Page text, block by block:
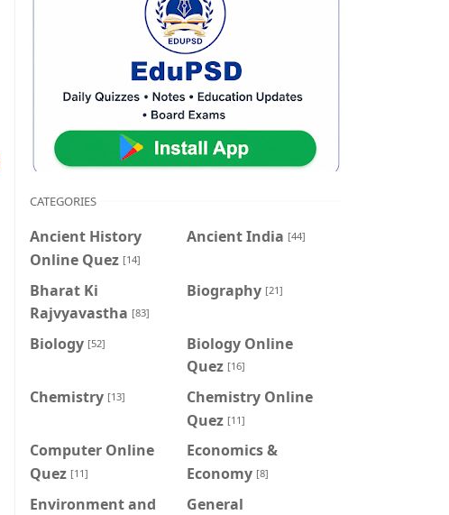
CATEGORIES
Ancient History
Online Quez [14]
Ancient India [44]
Bharat Ki
Rajvyavastha [83]
Biography [21]
Biology [52]
Biology Online
Quez [16]
Chemistry [13]
Chemistry Online
Quez [11]
Computer Online
Quez [11]
Economics &
Economy [8]
Environment and
General